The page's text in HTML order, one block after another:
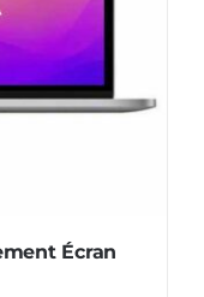
Écran